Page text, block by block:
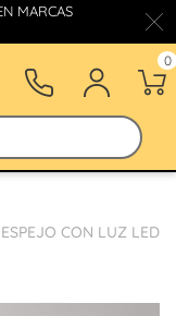
MARCAS
0
ESPEJO CON LUZ LED